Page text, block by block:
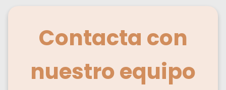
Contacta con
nuestro equipo